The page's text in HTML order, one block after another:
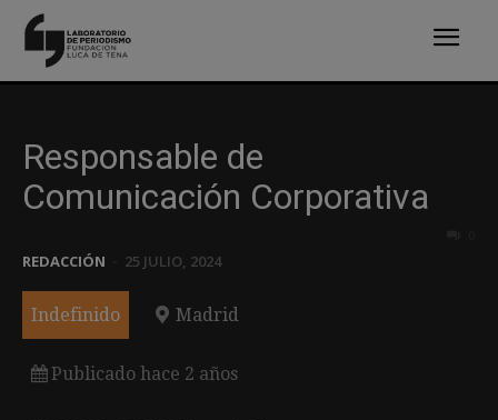
Responsable de
Comunicación Corporativa
REDACCIÓN 25 JULIO, 2024
Indefinido Madrid
Publicado hace 2 años